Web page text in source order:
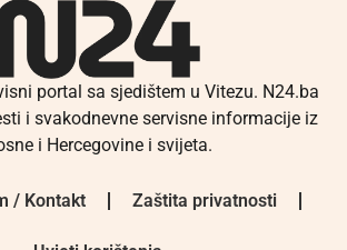
portal sa sjedištem u Vitezu. N24.ba
i svakodnevne servisne informacije iz
i Hercegovine i svijeta.
/ Kontakt Zaštita privatnosti